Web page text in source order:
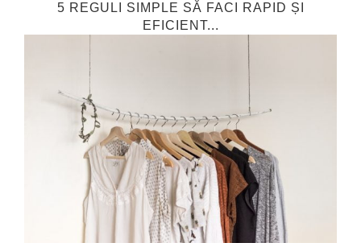
5 REGULI SIMPLE SĂ FACI RAPID ȘI
EFICIENT...